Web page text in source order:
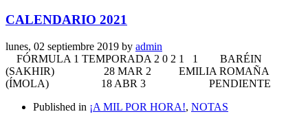
CALENDARIO 2021
lunes, 02 septiembre 2019 by admin
FÓRMULA 1 TEMPORADA 2 0 2 1 1 BARÉIN
(SAKHIR) 28 MAR 2 EMILIA ROMAÑA
(ÍMOLA) 18 ABR 3 PENDIENTE
Published in ¡A MIL POR HORA!, NOTAS